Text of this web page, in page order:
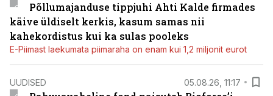
Põllumajanduse tippjuhi Ahti Kalde firmades
käive üldiselt kerkis, kasum samas nii
kahekordistus kui ka sulas pooleks
E-Piimast laekumata piimaraha on enam kui 1,2 miljonit eurot
UUDISED 05.08.26, 11:17